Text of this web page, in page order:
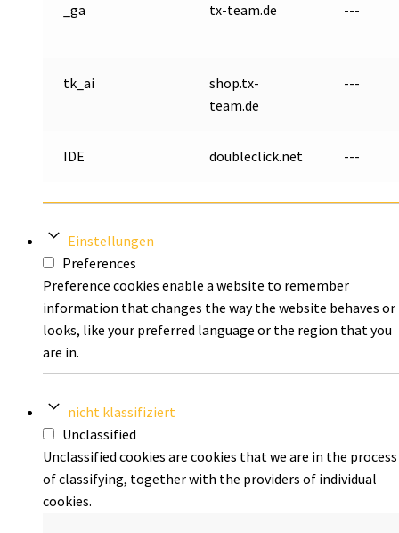
_ga tx-team.de ---
tk_ai
shop.tx-
team.de
---
IDE doubleclick.net ---
Einstellungen
Preferences
Preference cookies enable a website to remember
information that changes the way the website behaves or
looks, like your preferred language or the region that you
are in.
nicht klassifiziert
Unclassified
Unclassified cookies are cookies that we are in the process
of classifying, together with the providers of individual
cookies.